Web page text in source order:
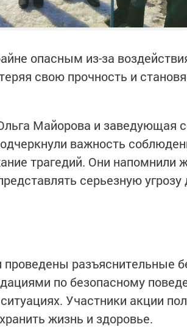
опасным из-за
свою прочность и
Майорова и заведующая
важность
трагедий. Они напомнили
серьезную угрозу
разъяснительные
по безопасному
Участники акции
жизнь и здоровье.